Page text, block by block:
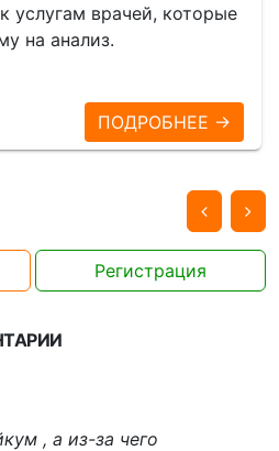
услугам врачей, которые
на анализ.
ПОДРОБНЕЕ →
Регистрация
, а из-за чего